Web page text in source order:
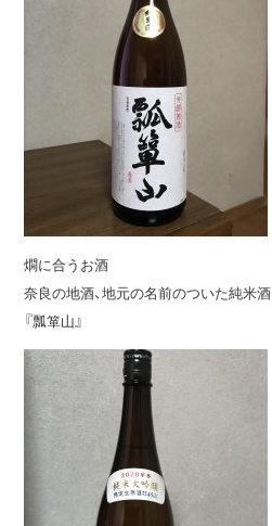
燗に合うお酒
奈良の地酒、地元の名前のついた純米酒
『瓢箪山』